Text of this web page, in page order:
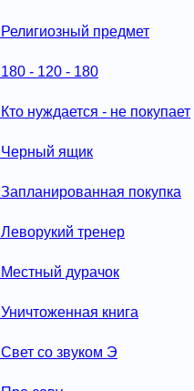
Религиозный предмет
180 - 120 - 180
Кто нуждается - не покупает
Черный ящик
Запланированная покупка
Леворукий тренер
Местный дурачок
Уничтоженная книга
Свет со звуком Э